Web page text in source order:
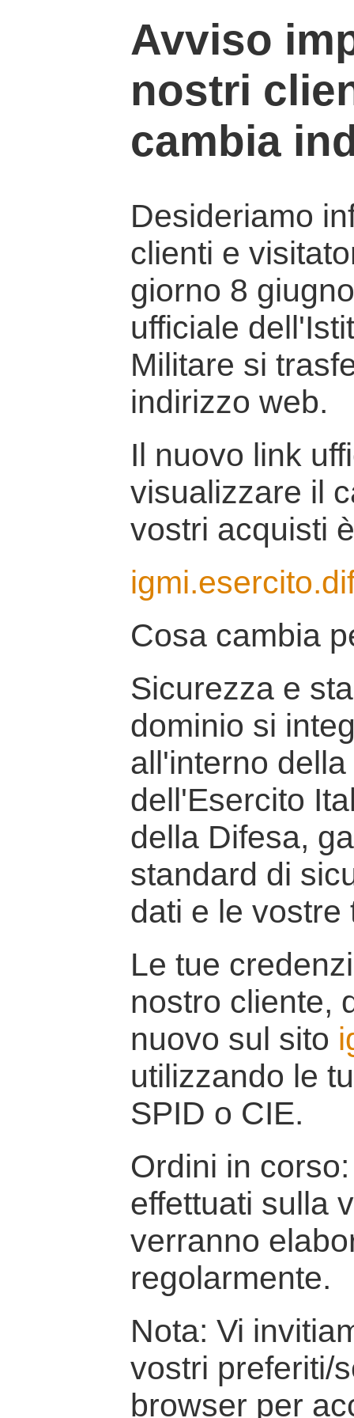
Avviso
nostri
cambia
Desideriamo
clienti e
giorno 8
ufficiale
Militare si
indirizzo web.
Il nuovo link
visualizzare il
vostri acquisti
Cosa cambia
Sicurezza e
dominio si
all'interno
dell'Esercito
della Difesa,
standard di
dati e le vostre
Le tue
nostro cliente,
nuovo sul sito
utilizzando le
SPID o CIE.
Ordini in
effettuati sulla
verranno
regolarmente.
Nota: Vi
vostri preferiti/
browser per